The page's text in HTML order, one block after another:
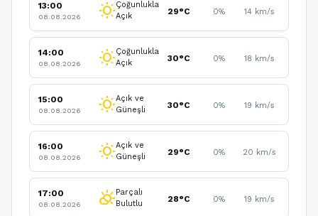
13:00
08.08.2026 wb_sunnyÇoğunlukla
Açık
29°C 0% 14 km/s
14:00
08.08.2026 wb_sunnyÇoğunlukla
Açık
30°C 0% 18 km/s
15:00
08.08.2026 wb_sunnyAçık ve
Güneşli
30°C 0% 19 km/s
16:00
08.08.2026 wb_sunnyAçık ve
Güneşli
29°C 0% 20 km/s
17:00
08.08.2026 partly_cloudy_dayParçalı
Bulutlu
28°C 0% 19 km/s